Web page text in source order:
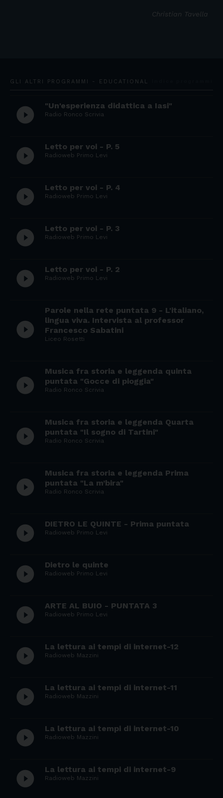
Christian Tavella
GLI ALTRI PROGRAMMI - EDUCATIONAL
play_circle_filled "Un'esperienza didattica a Iasi"
Radio Ronco Scrivia
play_circle_filled Letto per voi - P. 5
Radioweb Primo Levi
play_circle_filled Letto per voi - P. 4
Radioweb Primo Levi
play_circle_filled Letto per voi - P. 3
Radioweb Primo Levi
play_circle_filled Letto per voi - P. 2
Radioweb Primo Levi
play_circle_filled
Parole nella rete puntata 9 - L'italiano,
lingua viva. Intervista al professor
Francesco Sabatini
Liceo Rosetti
play_circle_filled
Musica fra storia e leggenda quinta
puntata "Gocce di pioggia"
Radio Ronco Scrivia
play_circle_filled
Musica fra storia e leggenda Quarta
puntata "Il sogno di Tartini"
Radio Ronco Scrivia
play_circle_filled
Musica fra storia e leggenda Prima
puntata "La m’bira"
Radio Ronco Scrivia
play_circle_filled DIETRO LE QUINTE - Prima puntata
Radioweb Primo Levi
play_circle_filled Dietro le quinte
Radioweb Primo Levi
play_circle_filled ARTE AL BUIO - PUNTATA 3
Radioweb Primo Levi
play_circle_filled La lettura ai tempi di internet-12
Radioweb Mazzini
play_circle_filled La lettura ai tempi di internet-11
Radioweb Mazzini
play_circle_filled La lettura ai tempi di internet-10
Radioweb Mazzini
play_circle_filled La lettura ai tempi di internet-9
Radioweb Mazzini